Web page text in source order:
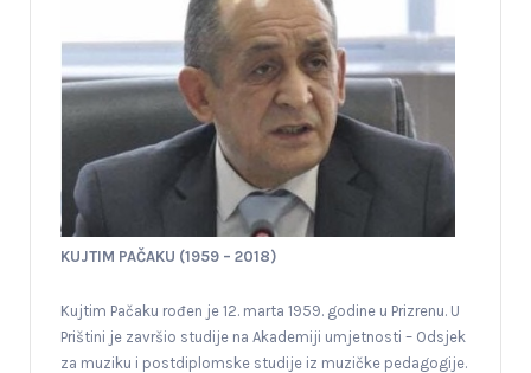
KUJTIM PAČAKU (1959 – 2018)
Kujtim Pačaku rođen je 12. marta 1959. godine u Prizrenu. U
Prištini je završio studije na Akademiji umjetnosti – Odsjek
za muziku i postdiplomske studije iz muzičke pedagogije.